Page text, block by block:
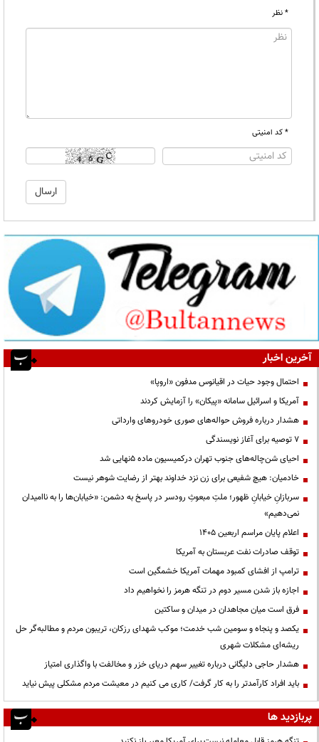
* نظر
* کد امنیتی
آخرین اخبار
احتمال وجود حیات در اقیانوس مدفون «اروپا»
آمریکا و اسرائیل سامانه «پیکان» را آزمایش کردند
هشدار درباره فروش حواله‌های صوری خودروهای وارداتی
۷ توصیه برای آغاز نویسندگی
احیای شن‌چاله‌های جنوب تهران درکمیسیون ماده ۵نهایی شد
خادمیان: هیچ شفیعی برای زن نزد خداوند بهتر از رضایت شوهر نیست
سربازانِ خیابانِ ظهور؛ ملتِ مبعوثِ رودسر در پاسخ به دشمن: «خیابان‌ها را به ناامیدان
نمی‌دهیم»
اعلام پایان مراسم اربعین ۱۴۰۵
توقف صادرات نفت عربستان به آمریکا
ترامپ از افشای کمبود مهمات آمریکا خشمگین است
اجازه باز شدن مسیر دوم در تنگه هرمز را نخواهیم داد
فرق است میان مجاهدان در میدان و ساکتین
یکصد و پنجاه و سومین شب خدمت؛ موکب شهدای رزکان، تریبون مردم و مطالبه‌گر حل
ریشه‌ای مشکلات شهری
هشدار حاجی دلیگانی درباره تغییر سهم دریای خزر و مخالفت با واگذاری امتیاز
باید افراد کارآمدتر را به کار گرفت/ کاری می کنیم در معیشت مردم مشکلی پیش نیاید
پربازدید ها